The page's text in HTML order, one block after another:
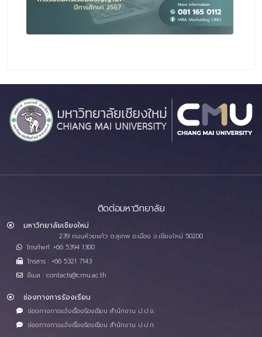
ติดต่อมหาวิทยาลัย
มหาวิทยาลัยเชียงใหม่
239 ถนนห้วยแก้ว ต.สุเทพ อ.เมือง จ.เชียงใหม่ 50200
โทรศัพท์ :+66 5394 1300
โทรสาร : +66 5321 7143
อีเมล : contacts@cmu.ac.th
ช่องทางการร้องเรียน
ช่องทางการแจ้งเรื่องร้องเรียน สำนักงาน ป.ป.ช.
ช่องทางการแจ้งเรื่องร้องเรียน สำนักงาน ป.ป.ท.